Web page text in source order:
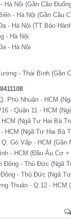
Hà Nội (Gần Cầu
- Hà Nội (Gần Cầu
- Hà Nội (TT Bảo
- Hà Nội
- Hà Nội
- Thái Bình (Gần
Phú Nhuận - HCM
- Quận 11 - HCM
(Ngã Tư Hai Bà
HCM (Ngã Tư Hai Bà
Gò Vấp - HCM (Gần
- HCM (Đầu Âu Cơ +
Đông - Thủ Đức (Ngã
- Thủ Đức (Ngã
Thuận - Q.12 - HCM